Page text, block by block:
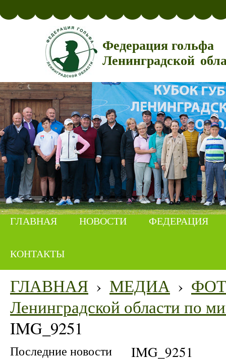
Федерация гольфа
Ленинградской
ГЛАВНАЯ НОВОСТИ ФЕДЕРАЦИЯ
КОНТАКТЫ
ГЛАВНАЯ › МЕДИА ›
Ленинградской области по
IMG_9251
Последние новости IMG_9251